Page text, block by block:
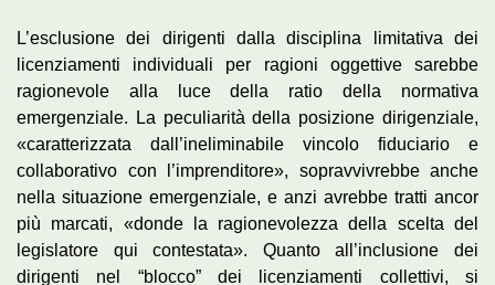
L’esclusione dei dirigenti dalla disciplina limitativa dei
licenziamenti individuali per ragioni oggettive sarebbe
ragionevole alla luce della ratio della normativa
emergenziale. La peculiarità della posizione dirigenziale,
«caratterizzata dall’ineliminabile vincolo fiduciario e
collaborativo con l’imprenditore», sopravvivrebbe anche
nella situazione emergenziale, e anzi avrebbe tratti ancor
più marcati, «donde la ragionevolezza della scelta del
legislatore qui contestata». Quanto all’inclusione dei
dirigenti nel “blocco” dei licenziamenti collettivi, si